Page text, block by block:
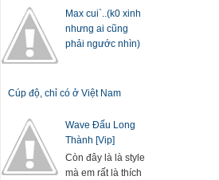
Max cui`..(k0 xinh
nhưng ai cũng
phải ngước nhìn)
Cúp độ, chỉ có ở Việt Nam
Wave Đấu Long
Thành [Vip]
Còn đây là là style
mà em rất là thích